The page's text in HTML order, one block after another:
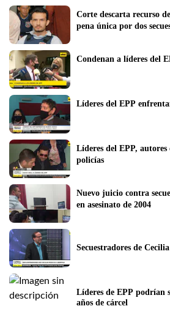
Corte descarta recurso
pena única por dos
Condenan a líderes del
Líderes del EPP
Líderes del EPP, autores
policías
Nuevo juicio contra
en asesinato de 2004
Secuestradores de
Líderes de EPP podrían
años de cárcel